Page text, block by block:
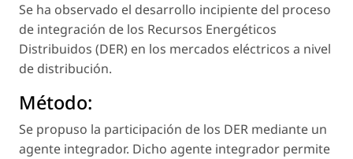
Se ha observado el desarrollo incipiente del proceso
de integración de los Recursos Energéticos
Distribuidos (DER) en los mercados eléctricos a nivel
de distribución.
Método:
Se propuso la participación de los DER mediante un
agente integrador. Dicho agente integrador permite